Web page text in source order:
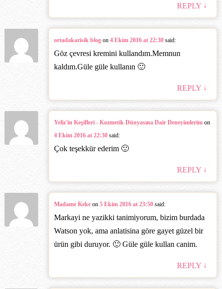
REPLY ↓
ortadakarisik blog on 4 Ekim 2016 at 22:30 said:
Göz çevresi kremini kullandım.Memnun
kaldım.Güle güle kullanın 🙂
REPLY ↓
Yeliz'in Keşifleri - Kozmetik Dünyasına Dair Deneyimlerim on
4 Ekim 2016 at 22:30 said:
Çok teşekkür ederim 🙂
REPLY ↓
Madame Keke on 5 Ekim 2016 at 23:50 said:
Markayi ne yazikki tanimiyorum, bizim burdada
Watson yok, ama anlatisina göre gayet güzel bir
ürün gibi duruyor. 🙂 Güle güle kullan canim.
REPLY ↓